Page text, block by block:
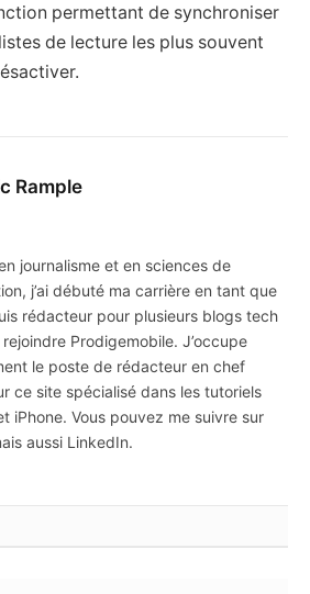
permettant de synchroniser
de lecture les plus souvent
Rample
journalisme et en sciences de
j’ai débuté ma carrière en tant que
rédacteur pour plusieurs blogs tech
Prodigemobile. J’occupe
le poste de rédacteur en chef
ce site spécialisé dans les tutoriels
iPhone. Vous pouvez me suivre sur
aussi LinkedIn.